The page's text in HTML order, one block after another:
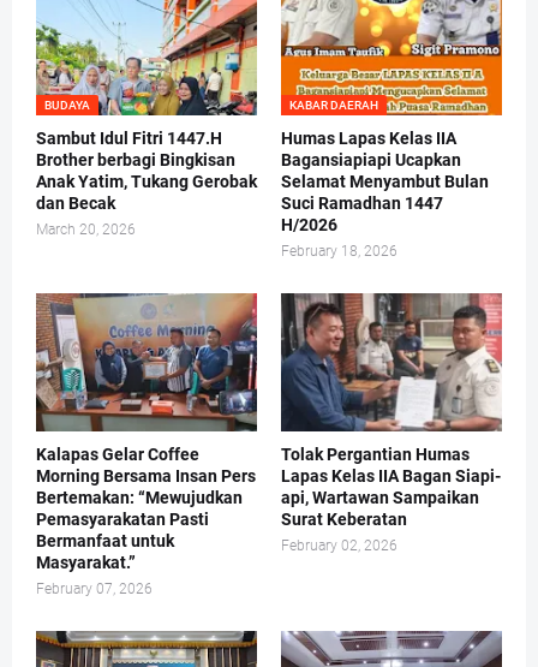
BUDAYA
Sambut Idul Fitri 1447.H
Brother berbagi Bingkisan
Anak Yatim, Tukang Gerobak
dan Becak
March 20, 2026
KABAR DAERAH
Humas Lapas Kelas IIA
Bagansiapiapi Ucapkan
Selamat Menyambut Bulan
Suci Ramadhan 1447
H/2026
February 18, 2026
Kalapas Gelar Coffee
Morning Bersama Insan Pers
Bertemakan: “Mewujudkan
Pemasyarakatan Pasti
Bermanfaat untuk
Masyarakat.”
February 07, 2026
Tolak Pergantian Humas
Lapas Kelas IIA Bagan Siapi-
api, Wartawan Sampaikan
Surat Keberatan
February 02, 2026